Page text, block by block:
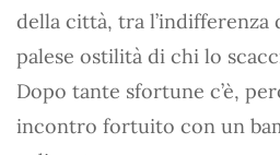
della città, tra l’indifferenza
palese ostilità di chi lo
Dopo tante sfortune c’è,
incontro fortuito con un